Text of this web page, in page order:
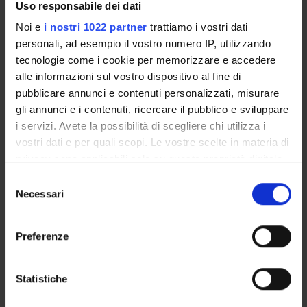
Uso responsabile dei dati
Noi e i nostri 1022 partner trattiamo i vostri dati
personali, ad esempio il vostro numero IP, utilizzando
tecnologie come i cookie per memorizzare e accedere
alle informazioni sul vostro dispositivo al fine di
pubblicare annunci e contenuti personalizzati, misurare
gli annunci e i contenuti, ricercare il pubblico e sviluppare
i servizi. Avete la possibilità di scegliere chi utilizza i
vostri dati e per quali scopi. Le vostre scelte in materia di
modificare o revocare il proprio consenso in qualsiasi
momento dalla Dichiarazione sui cookie o facendo clic
raccogliere informazioni sulla tua posizione
geografica, con un'approssimazione di qualche
delNecessari
Preferenze
Statistiche
Francesco Bellomi
Matteo Cristani
Associate Professor
Roberta Cuel
RESEARCH AREAS INVOLVED IN THE PROJECT
Artificial intelligence